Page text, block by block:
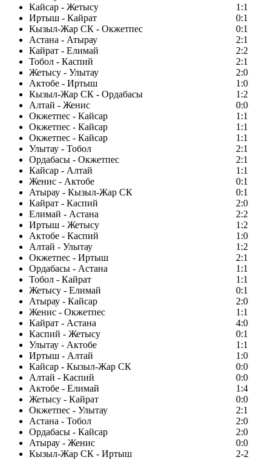
Кайсар - Жетысу
1:1
Иртыш - Кайрат
0:1
Кызыл-Жар СК - Окжетпес
0:1
Астана - Атырау
2:1
Кайрат - Елимай
2:2
Тобол - Каспий
2:1
Жетысу - Улытау
2:0
Актобе - Иртыш
1:0
Кызыл-Жар СК - Ордабасы
1:2
Алтай - Женис
0:0
Окжетпес - Кайсар
1:1
Окжетпес - Кайсар
1:1
Окжетпес - Кайсар
1:1
Улытау - Тобол
2:1
Ордабасы - Окжетпес
2:1
Кайсар - Алтай
1:1
Женис - Актобе
0:1
Атырау - Кызыл-Жар СК
0:1
Кайрат - Каспий
2:0
Елимай - Астана
2:2
Иртыш - Жетысу
1:2
Актобе - Каспий
1:0
Алтай - Улытау
1:2
Окжетпес - Иртыш
2:1
Ордабасы - Астана
1:1
Тобол - Кайрат
1:1
Жетысу - Елимай
0:1
Атырау - Кайсар
2:0
Женис - Окжетпес
1:1
Кайрат - Астана
4:0
Каспий - Жетысу
0:1
Улытау - Актобе
1:1
Иртыш - Алтай
1:0
Кайсар - Кызыл-Жар СК
0:0
Алтай - Каспий
0:0
Актобе - Елимай
1:4
Жетысу - Кайрат
0:0
Окжетпес - Улытау
2:1
Астана - Тобол
2:0
Ордабасы - Кайсар
2:0
Атырау - Женис
0:0
Кызыл-Жар СК - Иртыш
2-2